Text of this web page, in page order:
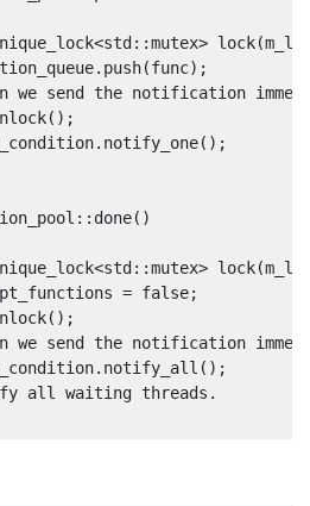
<std::mutex> lock(
. push(func);
we send the notification
();
. notify_one();
:: done()
<std::mutex> lock(
= false;
();
we send the notification
. notify_all ();
all waiting threads.